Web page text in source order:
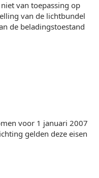
van toepassing op
van de lichtbundel
de beladingstoestand
voor 1 januari 2007
gelden deze eisen